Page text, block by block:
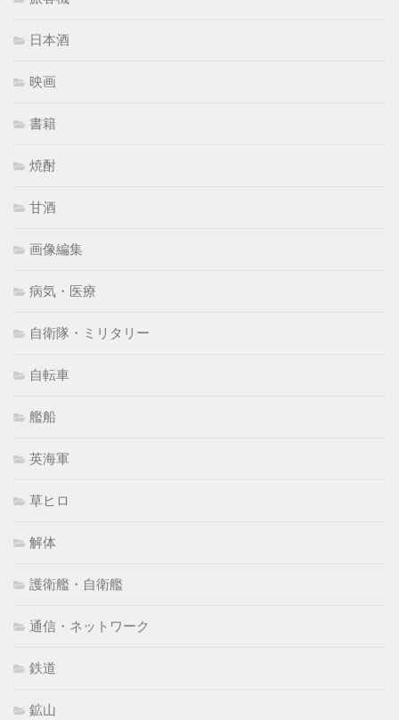
日本酒
映画
書籍
焼酎
甘酒
画像編集
病気・医療
自衛隊・ミリタリー
自転車
艦船
英海軍
草ヒロ
解体
護衛艦・自衛艦
通信・ネットワーク
鉄道
鉱山